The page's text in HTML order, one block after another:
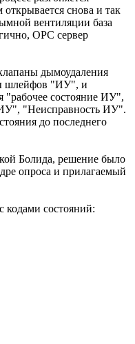
снова и так
вентиляции база
OPC сервер
дымоудаления
шлейфов "ИУ", и
"рабочее состояние ИУ",
"Неисправность ИУ".
до последнего
Болида, решение было
опроса и прилагаемый
кодами состояний: